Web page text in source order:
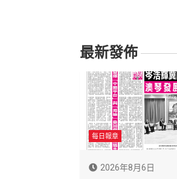
最新發佈
每日報章
2026年8月6日